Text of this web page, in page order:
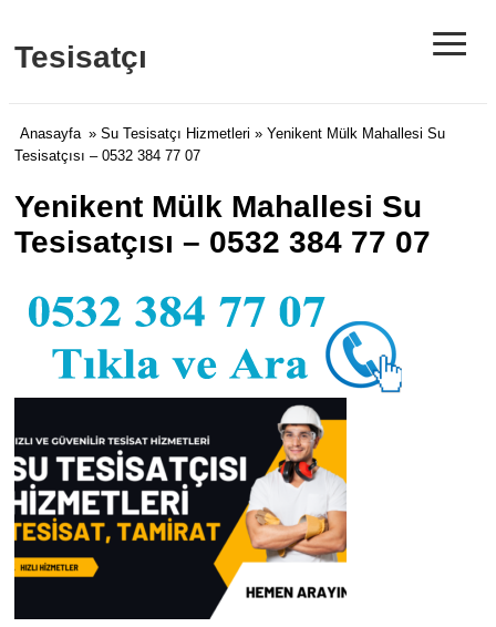
Tesisatçı ≡
Anasayfa » Su Tesisatçı Hizmetleri » Yenikent Mülk Mahallesi Su
Tesisatçısı – 0532 384 77 07
Yenikent Mülk Mahallesi Su
Tesisatçısı – 0532 384 77 07